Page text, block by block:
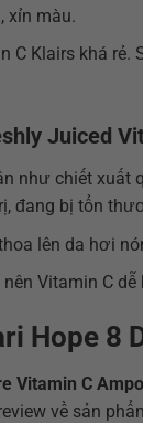
xỉn màu.
C Klairs khá
Juiced
như chiết xuất
đang bị tổn
lên da hơi
nên Vitamin C
Hope 8
Vitamin C
về sản